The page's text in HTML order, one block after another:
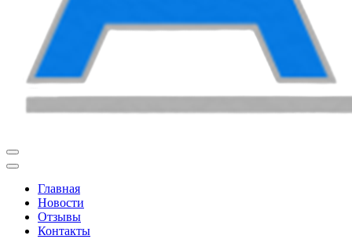
Главная
Новости
Отзывы
Контакты